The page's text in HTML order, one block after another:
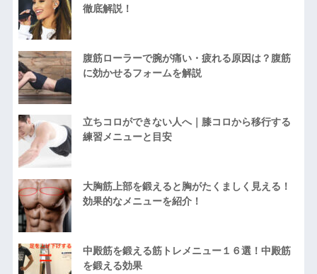
徹底解説！
腹筋ローラーで腕が痛い・疲れる原因は？腹筋
に効かせるフォームを解説
立ちコロができない人へ｜膝コロから移行する
練習メニューと目安
大胸筋上部を鍛えると胸がたくましく見える！
効果的なメニューを紹介！
中殿筋を鍛える筋トレメニュー１６選！中殿筋
を鍛える効果